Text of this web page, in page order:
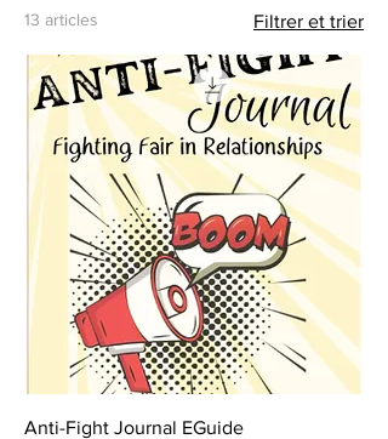
13 articles Filtrer et trier
Anti-Fight Journal EGuide